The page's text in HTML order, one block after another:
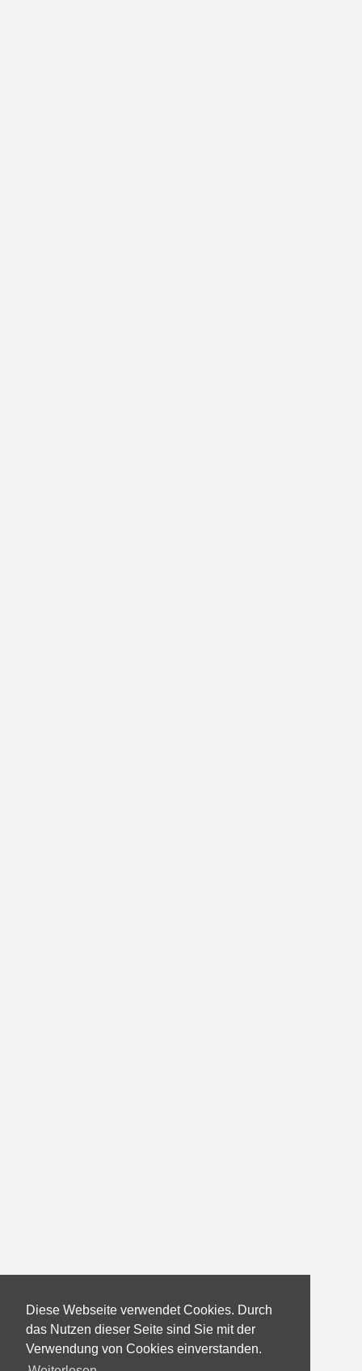
Diese Webseite verwendet Cookies. Durch
das Nutzen dieser Seite sind Sie mit der
Verwendung von Cookies einverstanden.